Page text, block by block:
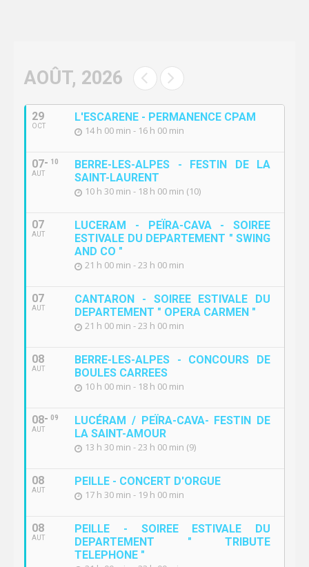
AOÛT, 2026
29
OCT
L'ESCARENE - PERMANENCE CPAM
14 h 00 min - 16 h 00 min
07
AUT
10
BERRE-LES-ALPES - FESTIN DE LA
SAINT-LAURENT
10 h 30 min - 18 h 00 min (10)
07
AUT
LUCERAM - PEÏRA-CAVA - SOIREE
ESTIVALE DU DEPARTEMENT " SWING
AND CO "
21 h 00 min - 23 h 00 min
07
AUT
CANTARON - SOIREE ESTIVALE DU
DEPARTEMENT " OPERA CARMEN "
21 h 00 min - 23 h 00 min
08
AUT
BERRE-LES-ALPES - CONCOURS DE
BOULES CARREES
10 h 00 min - 18 h 00 min
08
AUT
09
LUCÉRAM / PEÏRA-CAVA- FESTIN DE
LA SAINT-AMOUR
13 h 30 min - 23 h 00 min (9)
08
AUT
PEILLE - CONCERT D'ORGUE
17 h 30 min - 19 h 00 min
08
AUT
PEILLE - SOIREE ESTIVALE DU
DEPARTEMENT " TRIBUTE
TELEPHONE "